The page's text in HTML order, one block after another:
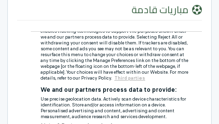
مباريات قادمة